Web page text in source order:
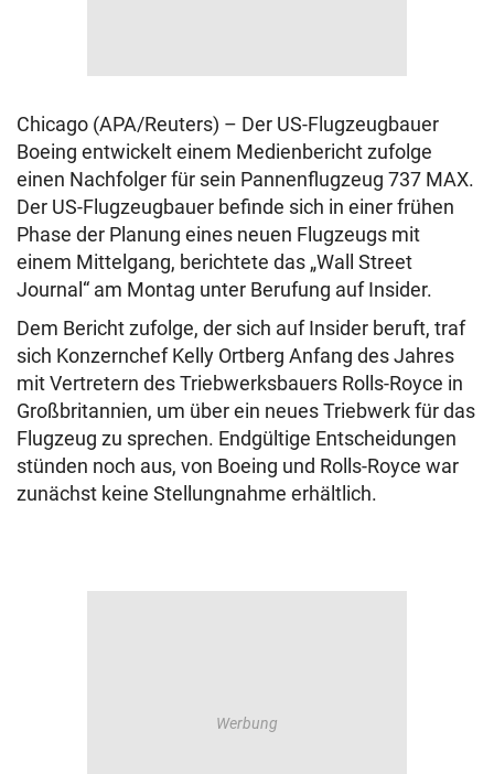
Chicago (APA/Reuters) – Der US-Flugzeugbauer
Boeing entwickelt einem Medienbericht zufolge
einen Nachfolger für sein Pannenflugzeug 737 MAX.
Der US-Flugzeugbauer befinde sich in einer frühen
Phase der Planung eines neuen Flugzeugs mit
einem Mittelgang, berichtete das „Wall Street
Journal“ am Montag unter Berufung auf Insider.
Dem Bericht zufolge, der sich auf Insider beruft, traf
sich Konzernchef Kelly Ortberg Anfang des Jahres
mit Vertretern des Triebwerksbauers Rolls-Royce in
Großbritannien, um über ein neues Triebwerk für das
Flugzeug zu sprechen. Endgültige Entscheidungen
stünden noch aus, von Boeing und Rolls-Royce war
zunächst keine Stellungnahme erhältlich.